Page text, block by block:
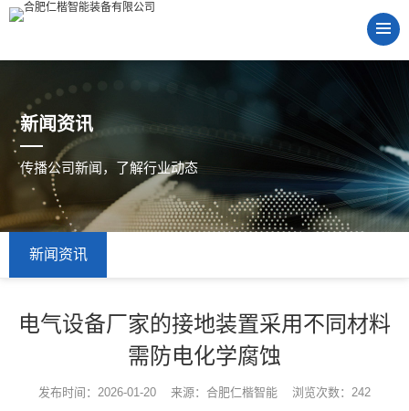
新闻资讯
传播公司新闻，了解行业动态
新闻资讯
电气设备厂家的接地装置采用不同材料
需防电化学腐蚀
发布时间：2026-01-20 来源：合肥仁楷智能 浏览次数：242